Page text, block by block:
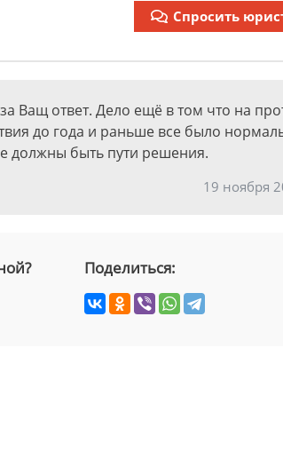
Спросить
Ващ ответ. Дело ещё в том что на
до года и раньше все было
должны быть пути решения.
19 ноября
Поделиться: